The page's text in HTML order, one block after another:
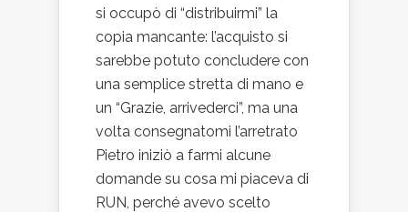
si occupò di “distribuirmi” la
copia mancante: l’acquisto si
sarebbe potuto concludere con
una semplice stretta di mano e
un “Grazie, arrivederci”, ma una
volta consegnatomi l’arretrato
Pietro iniziò a farmi alcune
domande su cosa mi piaceva di
RUN, perché avevo scelto